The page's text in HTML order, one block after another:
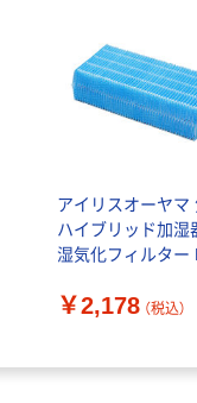
アイリスオーヤマ
ハイブリッド加湿
湿気化フィルター
￥2,178 （税込）